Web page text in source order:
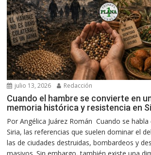
julio 13, 2026 Redacción
Cuando el hambre se convierte en
memoria histórica y resistencia en
Por Angélica Juárez Román Cuando se habla
Siria, las referencias que suelen dominar el
las de ciudades destruidas, bombardeos y